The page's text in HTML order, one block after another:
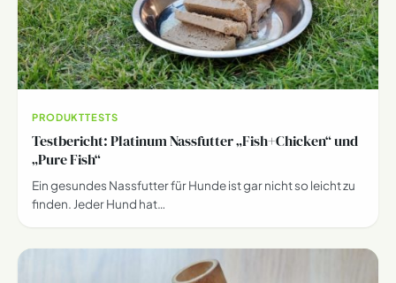
PRODUKTTESTS
Testbericht: Platinum Nassfutter „Fish+Chicken“ und
„Pure Fish“
Ein gesundes Nassfutter für Hunde ist gar nicht so leicht zu
finden. Jeder Hund hat…